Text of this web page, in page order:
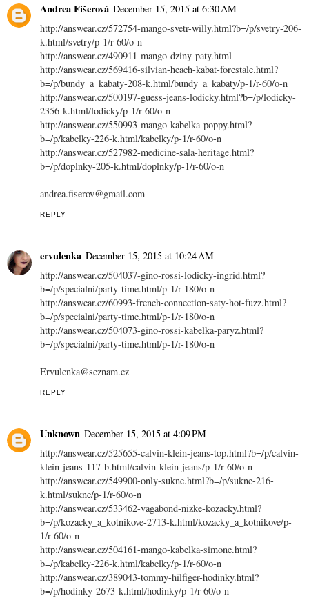
Andrea Fišerová December 15, 2015 at 6:30 AM
http://answear.cz/572754-mango-svetr-willy.html?b=/p/svetry-206-
k.html/svetry/p-1/r-60/o-n
http://answear.cz/490911-mango-dziny-paty.html
http://answear.cz/569416-silvian-heach-kabat-forestale.html?
b=/p/bundy_a_kabaty-208-k.html/bundy_a_kabaty/p-1/r-60/o-n
http://answear.cz/500197-guess-jeans-lodicky.html?b=/p/lodicky-
2356-k.html/lodicky/p-1/r-60/o-n
http://answear.cz/550993-mango-kabelka-poppy.html?
b=/p/kabelky-226-k.html/kabelky/p-1/r-60/o-n
http://answear.cz/527982-medicine-sala-heritage.html?
b=/p/doplnky-205-k.html/doplnky/p-1/r-60/o-n
andrea.fiserov@gmail.com
REPLY
ervulenka December 15, 2015 at 10:24 AM
http://answear.cz/504037-gino-rossi-lodicky-ingrid.html?
b=/p/specialni/party-time.html/p-1/r-180/o-n
http://answear.cz/60993-french-connection-saty-hot-fuzz.html?
b=/p/specialni/party-time.html/p-1/r-180/o-n
http://answear.cz/504073-gino-rossi-kabelka-paryz.html?
b=/p/specialni/party-time.html/p-1/r-180/o-n
Ervulenka@seznam.cz
REPLY
Unknown December 15, 2015 at 4:09 PM
http://answear.cz/525655-calvin-klein-jeans-top.html?b=/p/calvin-
klein-jeans-117-b.html/calvin-klein-jeans/p-1/r-60/o-n
http://answear.cz/549900-only-sukne.html?b=/p/sukne-216-
k.html/sukne/p-1/r-60/o-n
http://answear.cz/533462-vagabond-nizke-kozacky.html?
b=/p/kozacky_a_kotnikove-2713-k.html/kozacky_a_kotnikove/p-
1/r-60/o-n
http://answear.cz/504161-mango-kabelka-simone.html?
b=/p/kabelky-226-k.html/kabelky/p-1/r-60/o-n
http://answear.cz/389043-tommy-hilfiger-hodinky.html?
b=/p/hodinky-2673-k.html/hodinky/p-1/r-60/o-n